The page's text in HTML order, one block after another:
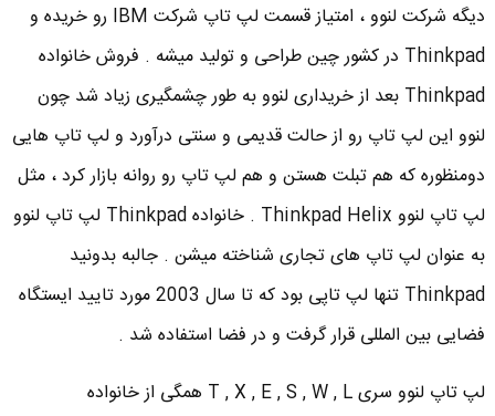
دیگه شرکت لنوو ، امتیاز قسمت لپ تاپ شرکت IBM رو خریده و
Thinkpad در کشور چین طراحی و تولید میشه . فروش خانواده
Thinkpad بعد از خریداری لنوو به طور چشمگیری زیاد شد چون
لنوو این لپ تاپ رو از حالت قدیمی و سنتی درآورد و لپ تاپ هایی
دومنظوره که هم تبلت هستن و هم لپ تاپ رو روانه بازار کرد ، مثل
لپ تاپ لنوو Thinkpad Helix . خانواده Thinkpad لپ تاپ لنوو
به عنوان لپ تاپ های تجاری شناخته میشن . جالبه بدونید
Thinkpad تنها لپ تاپی بود که تا سال 2003 مورد تایید ایستگاه
فضایی بین المللی قرار گرفت و در فضا استفاده شد .
لپ تاپ لنوو سری T , X , E , S , W , L همگی از خانواده